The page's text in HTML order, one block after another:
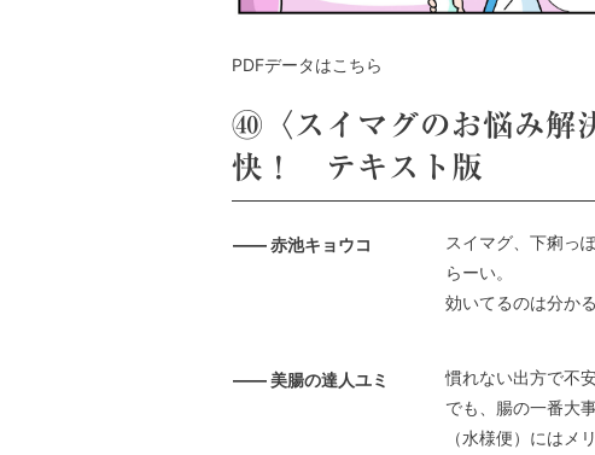
PDFデータはこちら
㊵〈スイマグのお悩み解
快！ テキスト版
—— 赤池キョウコ
スイマグ、下痢っ
らーい。
効いてるのは分か
—— 美腸の達人ユミ
慣れない出方で不
でも、腸の一番大
（水様便）にはメ